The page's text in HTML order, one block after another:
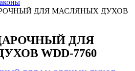
ДЛЯ МАСЛЯНЫХ ДУХОВ
ДЛЯ
WDD-7760